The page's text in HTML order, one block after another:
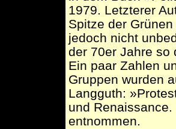
1979. Letzterer
Spitze der
jedoch nicht
der 70er Jahre so
Ein paar Zahlen
Gruppen wurden
Langguth:
und
entnommen.